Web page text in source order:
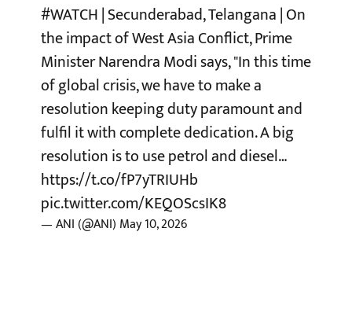
#WATCH| Secunderabad, Telangana | On
the impact of West Asia Conflict, Prime
Minister Narendra Modi says, "In this time
of global crisis, we have to make a
resolution keeping duty paramount and
fulfil it with complete dedication. A big
resolution is to use petrol and diesel…
https://t.co/fP7yTRIUHb
pic.twitter.com/KEQOScsIK8
— ANI (@ANI) May 10, 2026